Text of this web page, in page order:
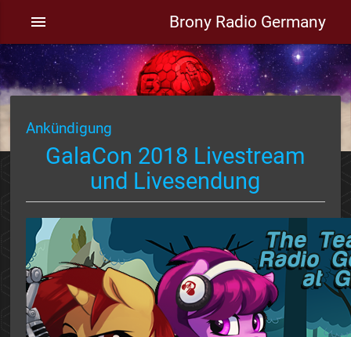
Brony Radio Germany
menu
Ankündigung
GalaCon 2018 Livestream
und Livesendung